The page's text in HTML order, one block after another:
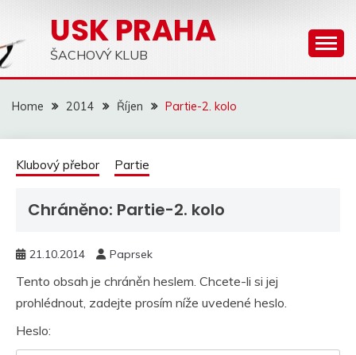
content
USK PRAHA
ŠACHOVÝ KLUB
Home 2014 Říjen Partie-2. kolo
Klubový přebor Partie
Chráněno: Partie-2. kolo
21.10.2014 Paprsek
Tento obsah je chráněn heslem. Chcete-li si jej
prohlédnout, zadejte prosím níže uvedené heslo.
Heslo: